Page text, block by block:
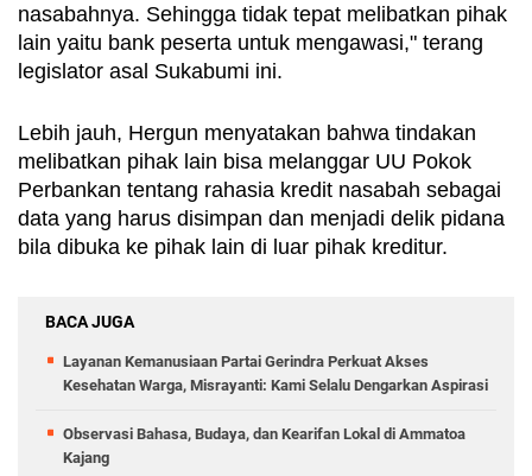
nasabahnya. Sehingga tidak tepat melibatkan pihak
lain yaitu bank peserta untuk mengawasi," terang
legislator asal Sukabumi ini.
Lebih jauh, Hergun menyatakan bahwa tindakan
melibatkan pihak lain bisa melanggar UU Pokok
Perbankan tentang rahasia kredit nasabah sebagai
data yang harus disimpan dan menjadi delik pidana
bila dibuka ke pihak lain di luar pihak kreditur.
BACA JUGA
Layanan Kemanusiaan Partai Gerindra Perkuat Akses
Kesehatan Warga, Misrayanti: Kami Selalu Dengarkan Aspirasi
Observasi Bahasa, Budaya, dan Kearifan Lokal di Ammatoa
Kajang